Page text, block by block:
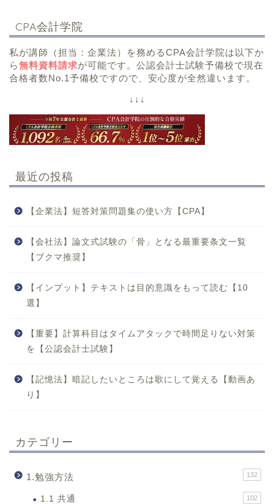
CPA会計学院
私が講師（担当：企業法）を務めるCPA会計学院は以下か
ら無料資料請求が可能です。公認会計士試験予備校で現在
合格者数No.1予備校ですので、安心度が全然違います。
↓↓↓
最近の投稿
【企業法】短答対策問題集の使い方【CPA】
【会社法】論文式試験の「骨」となる最重要条文一覧
【ブクマ推奨】
【インプット】テキストは目的意識をもって読む【10
選】
【重要】計算科目はタイムアタックで時間足りない対策
を【公認会計士試験】
【記憶法】暗記したいところは歌にして覚える【動画あ
り】
カテゴリー
1.勉強方法 132
1.1 共通 102